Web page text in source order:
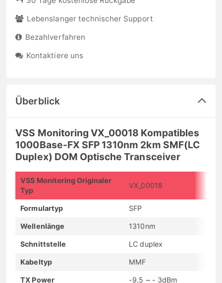
Lebenslanger technischer Support
Bezahlverfahren
Kontaktiere uns
Überblick
VSS Monitoring VX_00018 Kompatibles
1000Base-FX SFP 1310nm 2km SMF(LC
Duplex) DOM Optische Transceiver
VSS Monitoring Originaler
Typ
VX_00018
Formulartyp SFP
Wellenlänge 1310nm
Schnittstelle LC duplex
Kabeltyp MMF
TX Power -9,5 ~ - 3dBm